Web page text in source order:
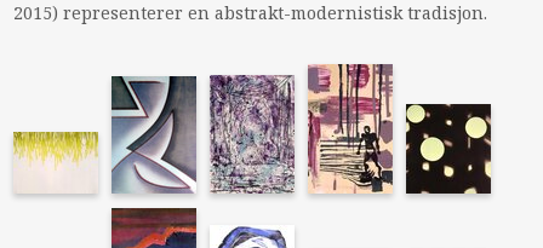
2015) representerer en abstrakt-modernistisk tradisjon.